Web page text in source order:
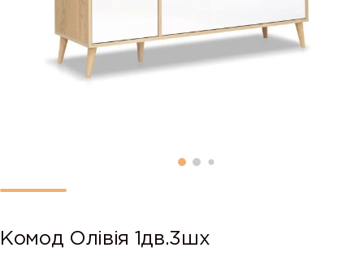
Комод Олівія 1дв.3шх